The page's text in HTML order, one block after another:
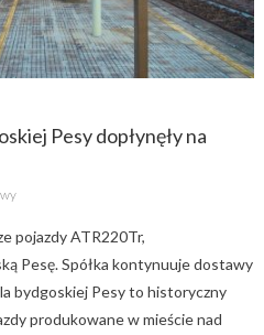
Pesy dopłynęły na
pojazdy ATR220Tr,
Pesę. Spółka kontynuuje dostawy
bydgoskiej Pesy to historyczny
produkowane w mieście nad